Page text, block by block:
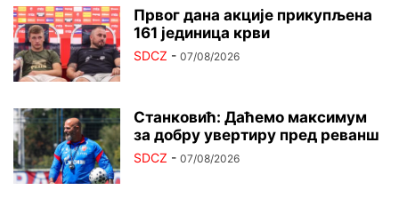
Првог дана акције прикупљена
161 јединица крви
SDCZ - 07/08/2026
Станковић: Даћемо максимум
за добру увертиру пред реванш
SDCZ - 07/08/2026